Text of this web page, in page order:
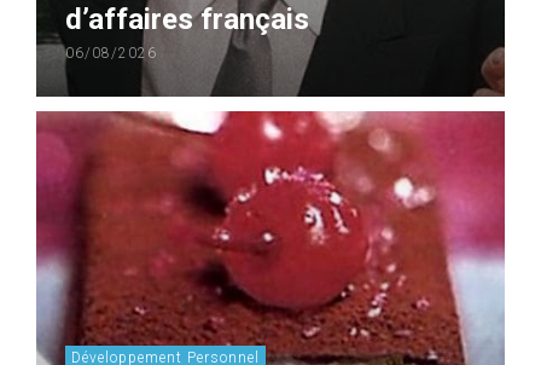
d’affaires français
06/08/2026
Développement Personnel